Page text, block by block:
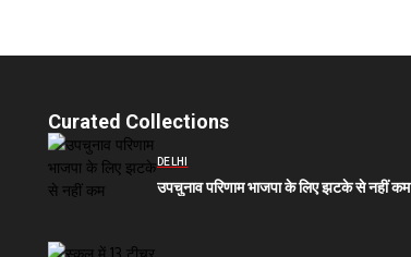
Curated Collections
DELHI
उपचुनाव परिणाम भाजपा के लिए झटके से नहीं कम